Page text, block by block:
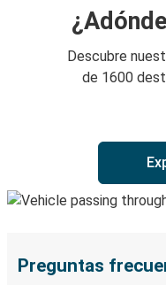
Descubre
de 1600
Preguntas